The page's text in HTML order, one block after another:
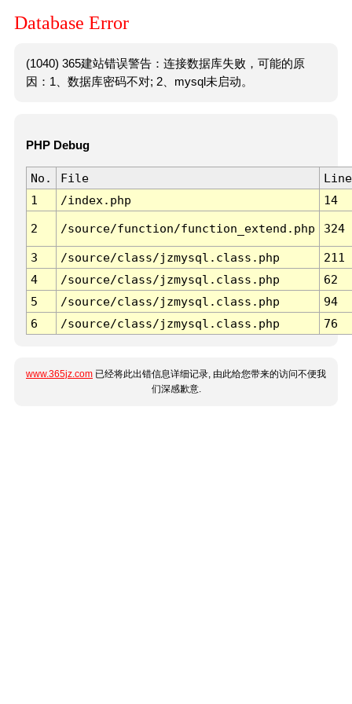
Database Error
(1040) 365建站错误警告：连接数据库失败，可能的原
因：1、数据库密码不对; 2、mysql未启动。
PHP Debug
No. File
Line
1
/index.php 14
2 /source/function/function_extend.php 324
3 /source/class/jzmysql.class.php
211
4
/source/class/jzmysql.class.php
62
5
/source/class/jzmysql.class.php
94
6
/source/class/jzmysql.class.php 76
www.365jz.com 已经将此出错信息详细记录, 由此给您带来的访问不便我
们深感歉意.